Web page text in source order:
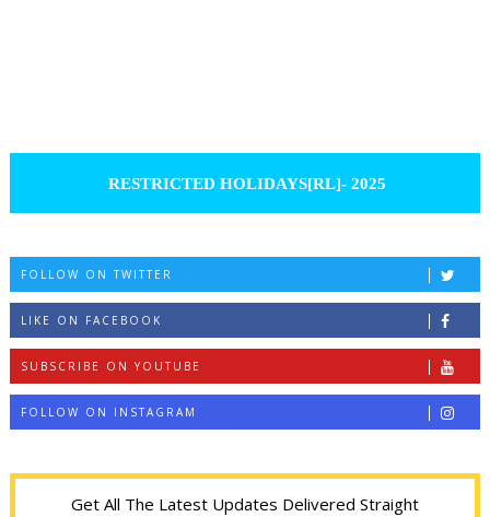
RESTRICTED HOLIDAYS[RL]- 2025
FOLLOW ON TWITTER
LIKE ON FACEBOOK
SUBSCRIBE ON YOUTUBE
FOLLOW ON INSTAGRAM
Get All The Latest Updates Delivered Straight